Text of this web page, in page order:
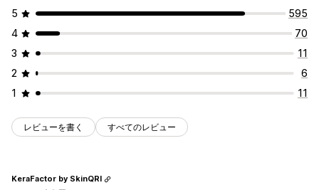
5
595
4
70
3
11
2
6
1
11
レビューを書く すべてのレビュー
KeraFactor by SkinQRI